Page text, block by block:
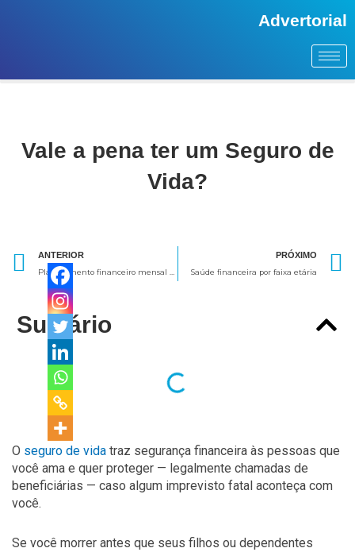
Advertorial
Vale a pena ter um Seguro de
Vida?
Anterior
ANTERIOR PRÓXIMO
Saúde financeira por faixa etária
Sumário
O seguro de vida traz segurança financeira às pessoas que
você ama e quer proteger — legalmente chamadas de
beneficiárias — caso algum imprevisto fatal aconteça com
você.
Se você morrer antes que seus filhos ou dependentes